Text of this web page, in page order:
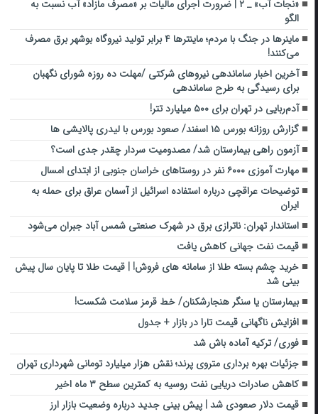
«نجات آب» _ ۲ | ضرورت اجرای مالیات بر «مصرف مازاد» آب نسبت به
الگو
ماینرها در جنگ با مردم؛ ماینترها ۴ برابر تولید نیروگاه بوشهر برق مصرف
می‌کنند!
آخرین اخبار ساماندهی نیرو‌های شرکتی /مهلت ده روزه شورای نگهبان
برای رسیدگی به طرح ساماندهی
آدم‌ربایی در تهران برای ۵۰۰ میلیارد تتر!
گزارش روزانه بورس ۱۵ اسفند/ صعود بورس با لیدری پالایشی ها
آزمون راهی بیمارستان شد/ مصدومیت سردار چقدر جدی است؟
مهارت آموزی ۶۰۰۰ نفر در روستاهای خراسان جنوبی از ابتدای امسال
توضیحات عراقچی درباره استفاده اسرائیل از آسمان عراق برای حمله به
ایران
استاندار تهران: ناترازی برق در شهرک صنعتی شمس آباد جبران می‌شود
قیمت نفت جهانی کاهش یافت
خرید چشم بسته طلا از سامانه های فروش! | قیمت طلا تا پایان سال پیش
بینی شد
بیمارستان یا سنگر هنجارشکنان/ خط قرمز سلامت شکست!
افزایش ناگهانی قیمت تارا در بازار + جدول
فوری/ ترکیه آماده باش شد
جزئیات بهره برداری متروی پرند؛ نقش هزار میلیارد تومانی شهرداری تهران
کاهش صادرات دریایی نفت روسیه به کمترین سطح ۳ ماه اخیر
قیمت دلار صعودی شد | پیش بینی جدید درباره وضعیت بازار ارز